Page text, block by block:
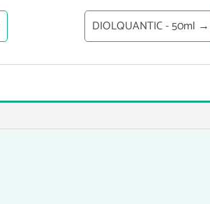
DIOLQUANTIC - 50ml →